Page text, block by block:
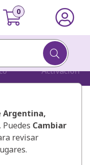
Argentina,
. Puedes Cambiar
revisar
Activación
ANTONIO